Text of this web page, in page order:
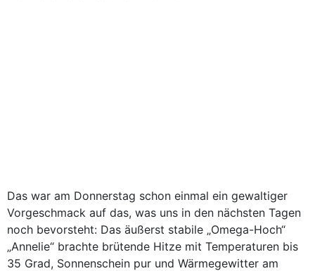
Das war am Donnerstag schon einmal ein gewaltiger
Vorgeschmack auf das, was uns in den nächsten Tagen
noch bevorsteht: Das äußerst stabile „Omega-Hoch“
„Annelie“ brachte brütende Hitze mit Temperaturen bis
35 Grad, Sonnenschein pur und Wärmegewitter am